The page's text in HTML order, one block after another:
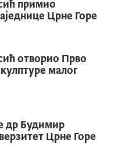
је 2022.
ђака уписана је
Ријеч је о
општих
Национални
основу мишљења
лиценци
просвјете,
Црне Горе.
примио
Црне Горе
отворио Прво
малог
др Будимир
Црне Горе